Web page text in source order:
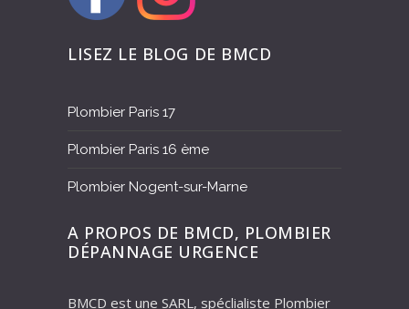
LISEZ LE BLOG DE BMCD
Plombier Paris 17
Plombier Paris 16 ème
Plombier Nogent-sur-Marne
A PROPOS DE BMCD, PLOMBIER
DÉPANNAGE URGENCE
BMCD est une SARL, spéclialiste Plombier